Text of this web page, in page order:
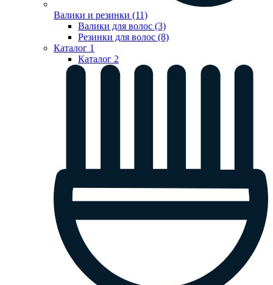
Валики и резинки (11)
Валики для волос (3)
Резинки для волос (8)
Каталог 1
Каталог 2